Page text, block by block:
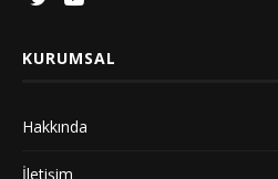
KURUMSAL
Hakkında
İletişim